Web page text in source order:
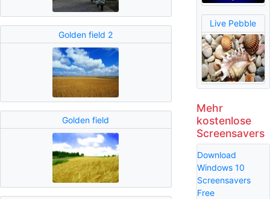
Golden field 2
Golden field
Live Pebble
Mehr
kostenlose
Screensavers
Download
Windows 10
Screensavers
Free